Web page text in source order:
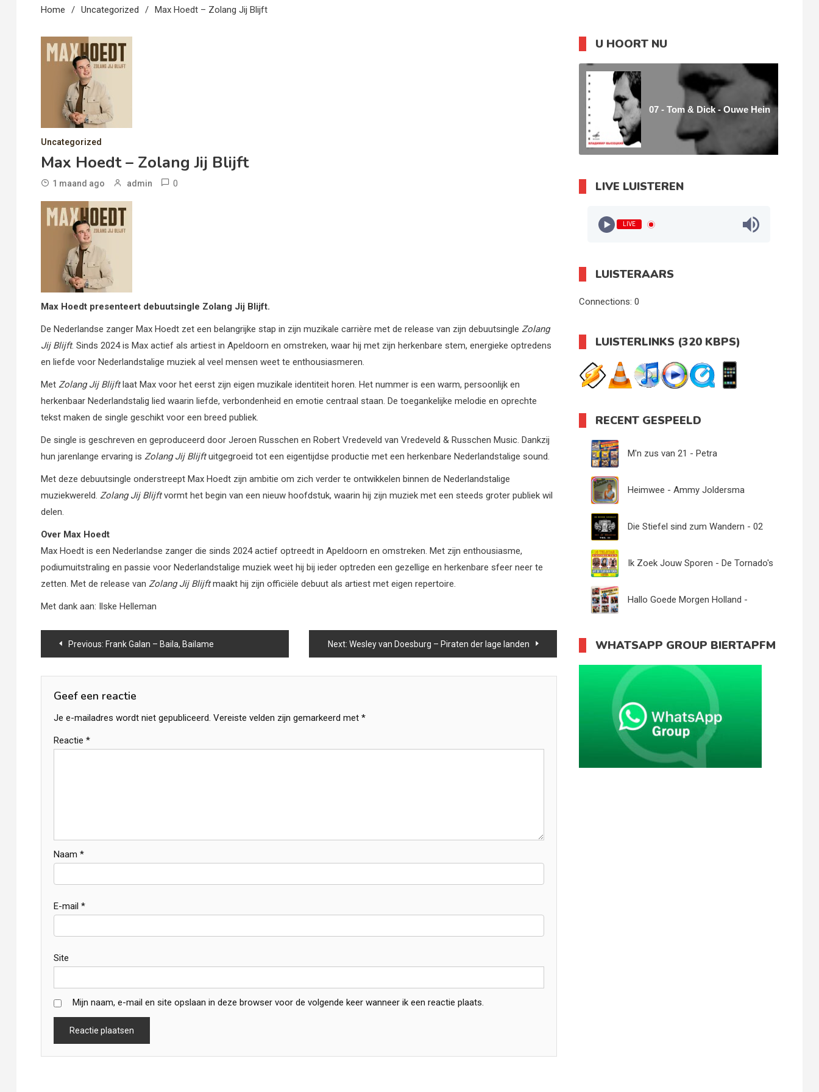
Home Uncategorized Max Hoedt – Zolang Jij Blijft
Uncategorized
Max Hoedt – Zolang Jij Blijft
1 maand ago admin 0
Max Hoedt presenteert debuutsingle Zolang Jij Blijft.
De Nederlandse zanger Max Hoedt zet een belangrijke stap in zijn muzikale carrière met de release van zijn debuutsingle Zolang
Jij Blijft. Sinds 2024 is Max actief als artiest in Apeldoorn en omstreken, waar hij met zijn herkenbare stem, energieke optredens
en liefde voor Nederlandstalige muziek al veel mensen weet te enthousiasmeren.
Met Zolang Jij Blijft laat Max voor het eerst zijn eigen muzikale identiteit horen. Het nummer is een warm, persoonlijk en
herkenbaar Nederlandstalig lied waarin liefde, verbondenheid en emotie centraal staan. De toegankelijke melodie en oprechte
tekst maken de single geschikt voor een breed publiek.
De single is geschreven en geproduceerd door Jeroen Russchen en Robert Vredeveld van Vredeveld & Russchen Music. Dankzij
hun jarenlange ervaring is Zolang Jij Blijft uitgegroeid tot een eigentijdse productie met een herkenbare Nederlandstalige sound.
Met deze debuutsingle onderstreept Max Hoedt zijn ambitie om zich verder te ontwikkelen binnen de Nederlandstalige
muziekwereld. Zolang Jij Blijft vormt het begin van een nieuw hoofdstuk, waarin hij zijn muziek met een steeds groter publiek wil
delen.
Over Max Hoedt
Max Hoedt is een Nederlandse zanger die sinds 2024 actief optreedt in Apeldoorn en omstreken. Met zijn enthousiasme,
podiumuitstraling en passie voor Nederlandstalige muziek weet hij bij ieder optreden een gezellige en herkenbare sfeer neer te
zetten. Met de release van Zolang Jij Blijft maakt hij zijn officiële debuut als artiest met eigen repertoire.
Met dank aan: Ilske Helleman
Bericht
navigatie
Previous: Frank Galan – Baila, Bailame Next: Wesley van Doesburg – Piraten der lage landen
Geef een reactie
Je e-mailadres wordt niet gepubliceerd. Vereiste velden zijn gemarkeerd met *
Reactie *
Naam *
E-mail *
Site
Mijn naam, e-mail en site opslaan in deze browser voor de volgende keer wanneer ik een reactie plaats.
U HOORT NU
07 - Tom & Dick - Ouwe Hein
LIVE LUISTEREN
LIVE
LUISTERAARS
Connections:0
LUISTERLINKS (320 KBPS)
RECENT GESPEELD
M'n zus van 21 - Petra
Heimwee - Ammy Joldersma
Die Stiefel sind zum Wandern - 02
Ik Zoek Jouw Sporen - De Tornado's
Hallo Goede Morgen Holland -
WHATSAPP GROUP BIERTAPFM